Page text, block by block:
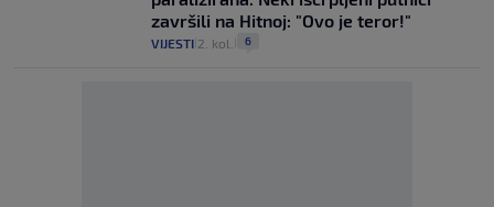
završili na Hitnoj: "Ovo je teror!"
VIJESTI 2. kol. 6